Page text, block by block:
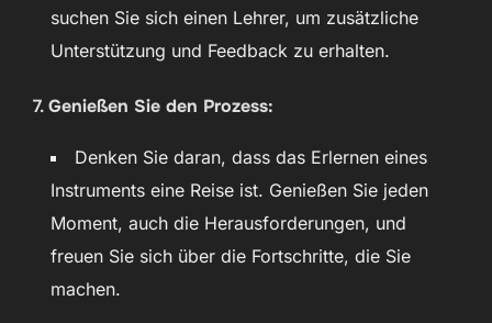
suchen Sie sich einen Lehrer, um zusätzliche
Unterstützung und Feedback zu erhalten.
7.Genießen Sie den Prozess:
Denken Sie daran, dass das Erlernen eines
Instruments eine Reise ist. Genießen Sie jeden
Moment, auch die Herausforderungen, und
freuen Sie sich über die Fortschritte, die Sie
machen.